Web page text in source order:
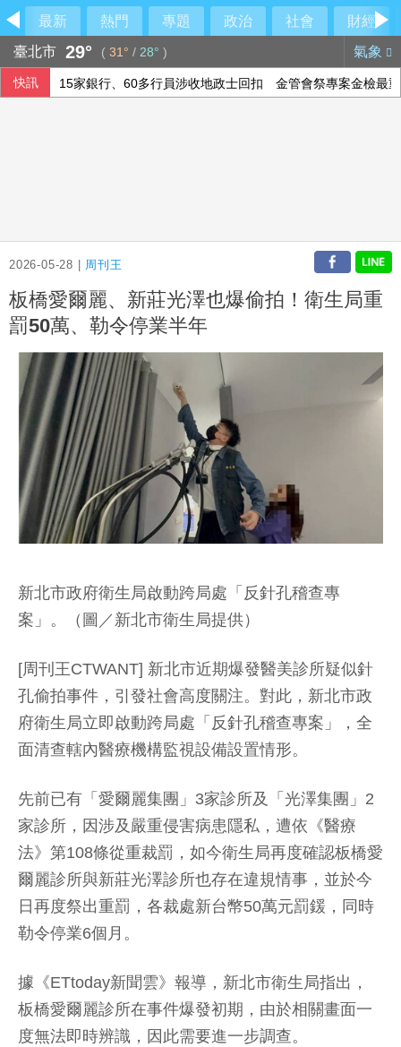
最新 熱門 專題 政治 社會
財經
臺北市 29° ( 31° / 28° ) 氣象
快訊 15家銀行、60多行員涉收地政士回扣 金管會祭專案金檢最
2026-05-28 | 周刊王
板橋愛爾麗、新莊光澤也爆偷拍！衛生局重
罰50萬、勒令停業半年
新北市政府衛生局啟動跨局處「反針孔稽查專
案」。（圖／新北市衛生局提供）
[周刊王CTWANT] 新北市近期爆發醫美診所疑似針
孔偷拍事件，引發社會高度關注。對此，新北市政
府衛生局立即啟動跨局處「反針孔稽查專案」，全
面清查轄內醫療機構監視設備設置情形。
先前已有「愛爾麗集團」3家診所及「光澤集團」2
家診所，因涉及嚴重侵害病患隱私，遭依《醫療
法》第108條從重裁罰，如今衛生局再度確認板橋愛
爾麗診所與新莊光澤診所也存在違規情事，並於今
日再度祭出重罰，各裁處新台幣50萬元罰鍰，同時
勒令停業6個月。
據《ETtoday新聞雲》報導，新北市衛生局指出，
板橋愛爾麗診所在事件爆發初期，由於相關畫面一
度無法即時辨識，因此需要進一步調查。